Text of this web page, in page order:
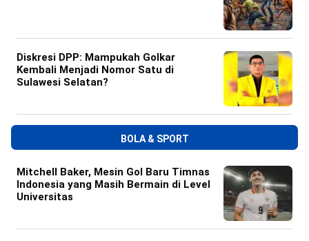
Diskresi DPP: Mampukah Golkar
Kembali Menjadi Nomor Satu di
Sulawesi Selatan?
BOLA & SPORT
Mitchell Baker, Mesin Gol Baru Timnas
Indonesia yang Masih Bermain di Level
Universitas